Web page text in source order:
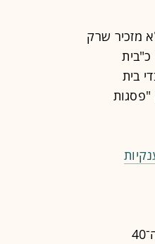
מזכיר שרק
בכניסה כבר הורד. במקום כ־900 עובדי בית
את המנכ"לים החדשים של פסגות - עומר יניב וצחי עירון, שניהם בשנות ה־40